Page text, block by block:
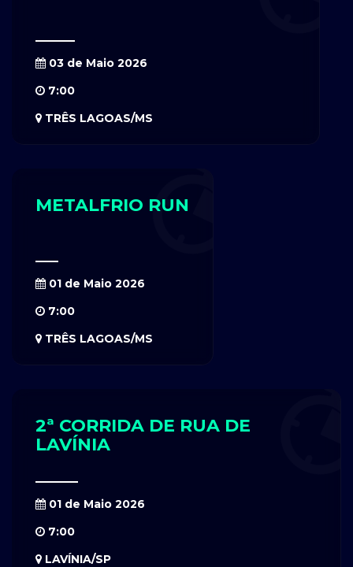
03 de Maio 2026
7:00
TRÊS LAGOAS/MS
METALFRIO RUN
01 de Maio 2026
7:00
TRÊS LAGOAS/MS
2ª CORRIDA DE RUA DE
LAVÍNIA
01 de Maio 2026
7:00
LAVÍNIA/SP